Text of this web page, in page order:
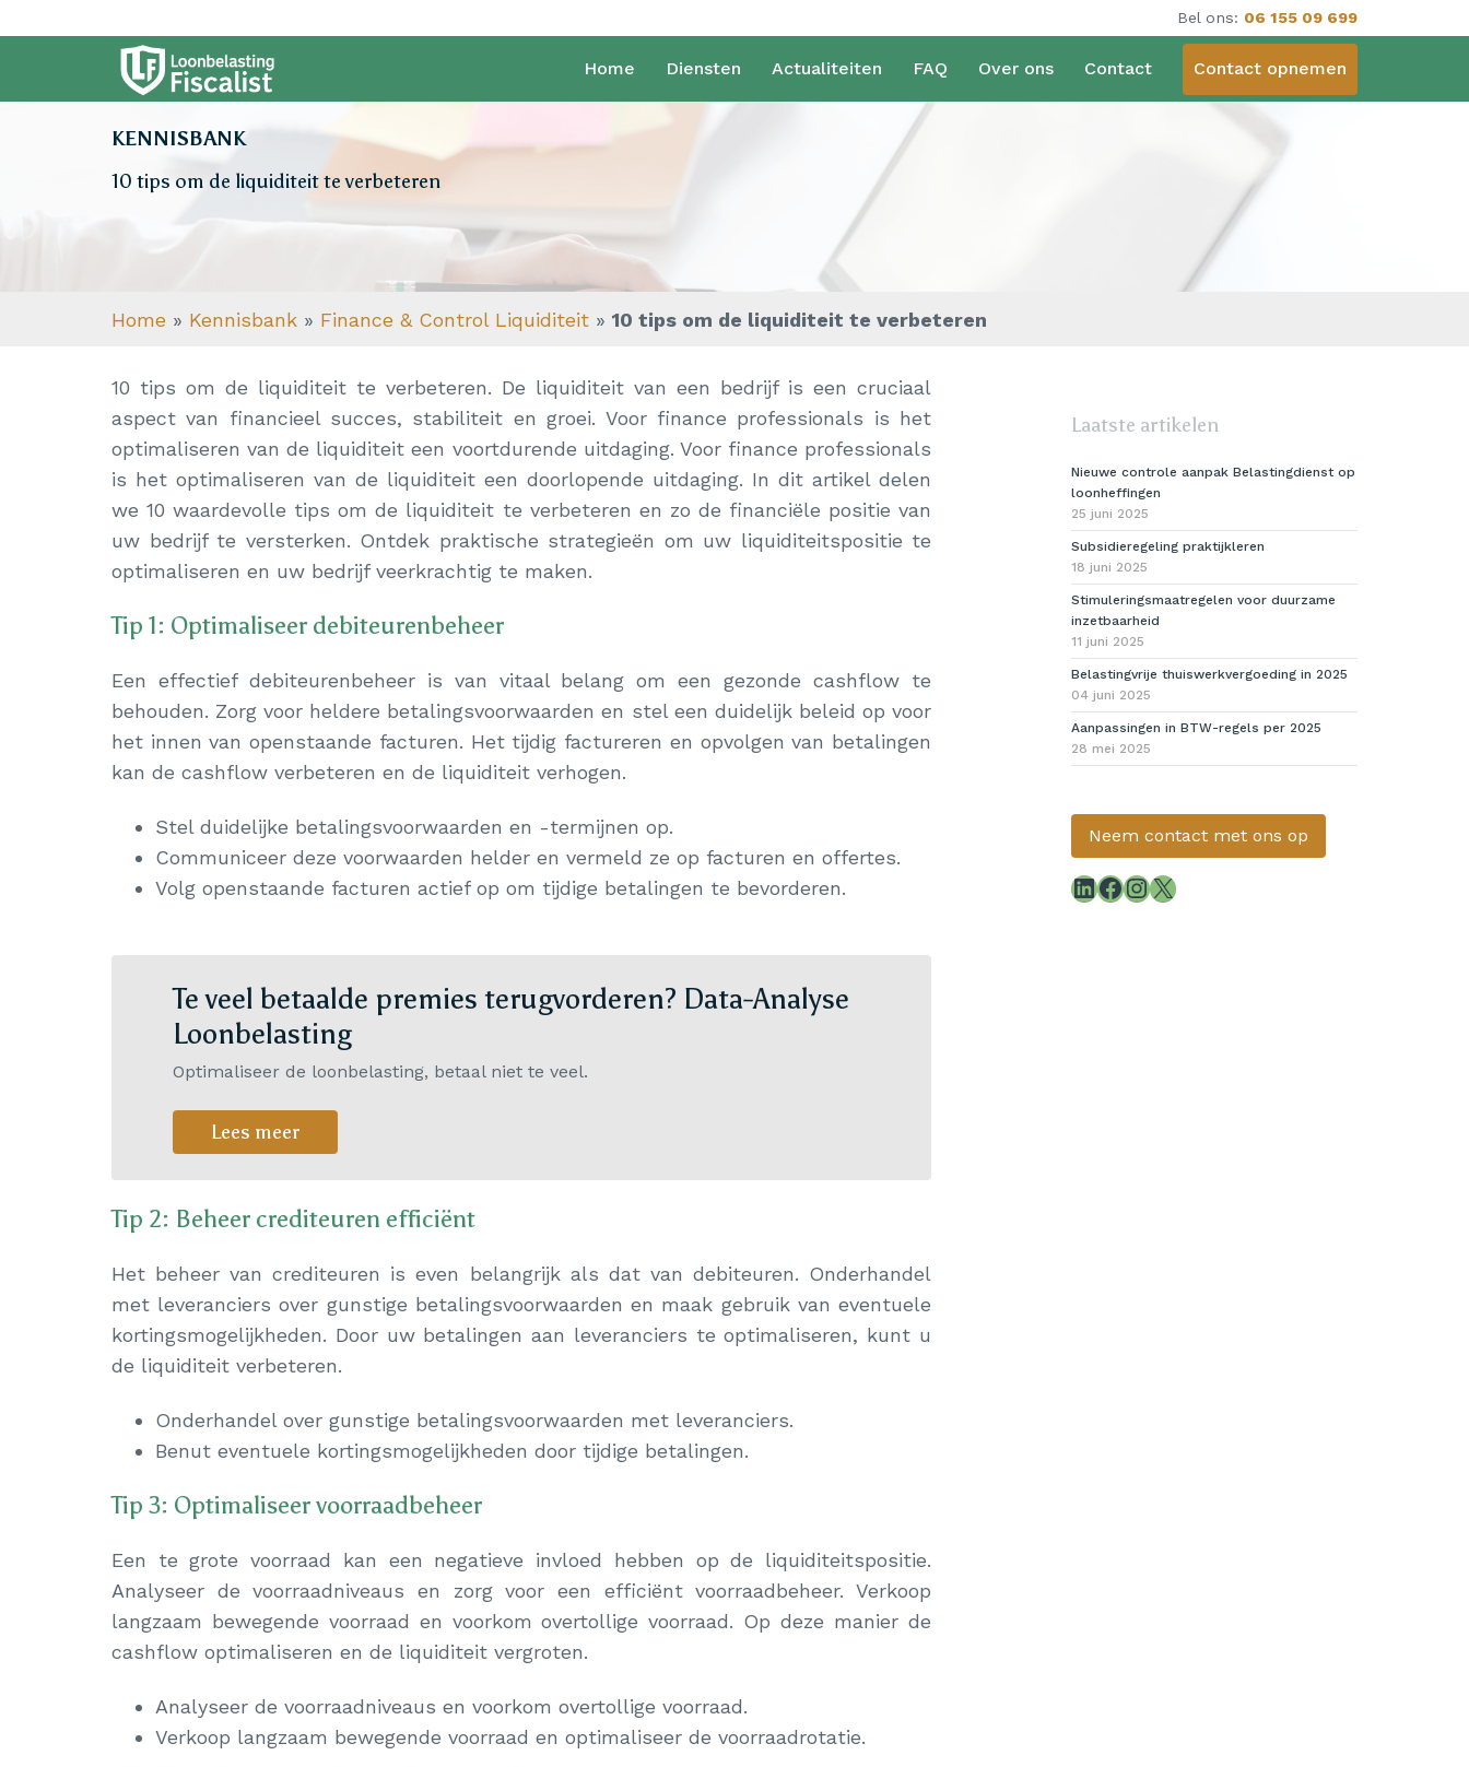
Bel ons: 06 155 09 699
Home Diensten Actualiteiten FAQ Over ons Contact Contact opnemen
KENNISBANK
10 tips om de liquiditeit te verbeteren
Home » Kennisbank » Finance & Control Liquiditeit » 10 tips om de liquiditeit te verbeteren
10 tips om de liquiditeit te verbeteren. De liquiditeit van een bedrijf is een cruciaal
aspect van financieel succes, stabiliteit en groei. Voor finance professionals is het
optimaliseren van de liquiditeit een voortdurende uitdaging. Voor finance professionals
is het optimaliseren van de liquiditeit een doorlopende uitdaging. In dit artikel delen
we 10 waardevolle tips om de liquiditeit te verbeteren en zo de financiële positie van
uw bedrijf te versterken. Ontdek praktische strategieën om uw liquiditeitspositie te
optimaliseren en uw bedrijf veerkrachtig te maken.
Tip 1: Optimaliseer debiteurenbeheer
Een effectief debiteurenbeheer is van vitaal belang om een gezonde cashflow te
behouden. Zorg voor heldere betalingsvoorwaarden en stel een duidelijk beleid op voor
het innen van openstaande facturen. Het tijdig factureren en opvolgen van betalingen
kan de cashflow verbeteren en de liquiditeit verhogen.
Stel duidelijke betalingsvoorwaarden en -termijnen op.
Communiceer deze voorwaarden helder en vermeld ze op facturen en offertes.
Volg openstaande facturen actief op om tijdige betalingen te bevorderen.
Te veel betaalde premies terugvorderen? Data-Analyse
Loonbelasting
Optimaliseer de loonbelasting, betaal niet te veel.
Lees meer
Tip 2: Beheer crediteuren efficiënt
Het beheer van crediteuren is even belangrijk als dat van debiteuren. Onderhandel
met leveranciers over gunstige betalingsvoorwaarden en maak gebruik van eventuele
kortingsmogelijkheden. Door uw betalingen aan leveranciers te optimaliseren, kunt u
de liquiditeit verbeteren.
Onderhandel over gunstige betalingsvoorwaarden met leveranciers.
Benut eventuele kortingsmogelijkheden door tijdige betalingen.
Tip 3: Optimaliseer voorraadbeheer
Een te grote voorraad kan een negatieve invloed hebben op de liquiditeitspositie.
Analyseer de voorraadniveaus en zorg voor een efficiënt voorraadbeheer. Verkoop
langzaam bewegende voorraad en voorkom overtollige voorraad. Op deze manier de
cashflow optimaliseren en de liquiditeit vergroten.
Analyseer de voorraadniveaus en voorkom overtollige voorraad.
Verkoop langzaam bewegende voorraad en optimaliseer de voorraadrotatie.
Laatste artikelen
Nieuwe controle aanpak Belastingdienst op
loonheffingen
25 juni 2025
Subsidieregeling praktijkleren
18 juni 2025
Stimuleringsmaatregelen voor duurzame
inzetbaarheid
11 juni 2025
Belastingvrije thuiswerkvergoeding in 2025
04 juni 2025
Aanpassingen in BTW-regels per 2025
28 mei 2025
Neem contact met ons op
LinkedIn
Facebook
Instagram
X